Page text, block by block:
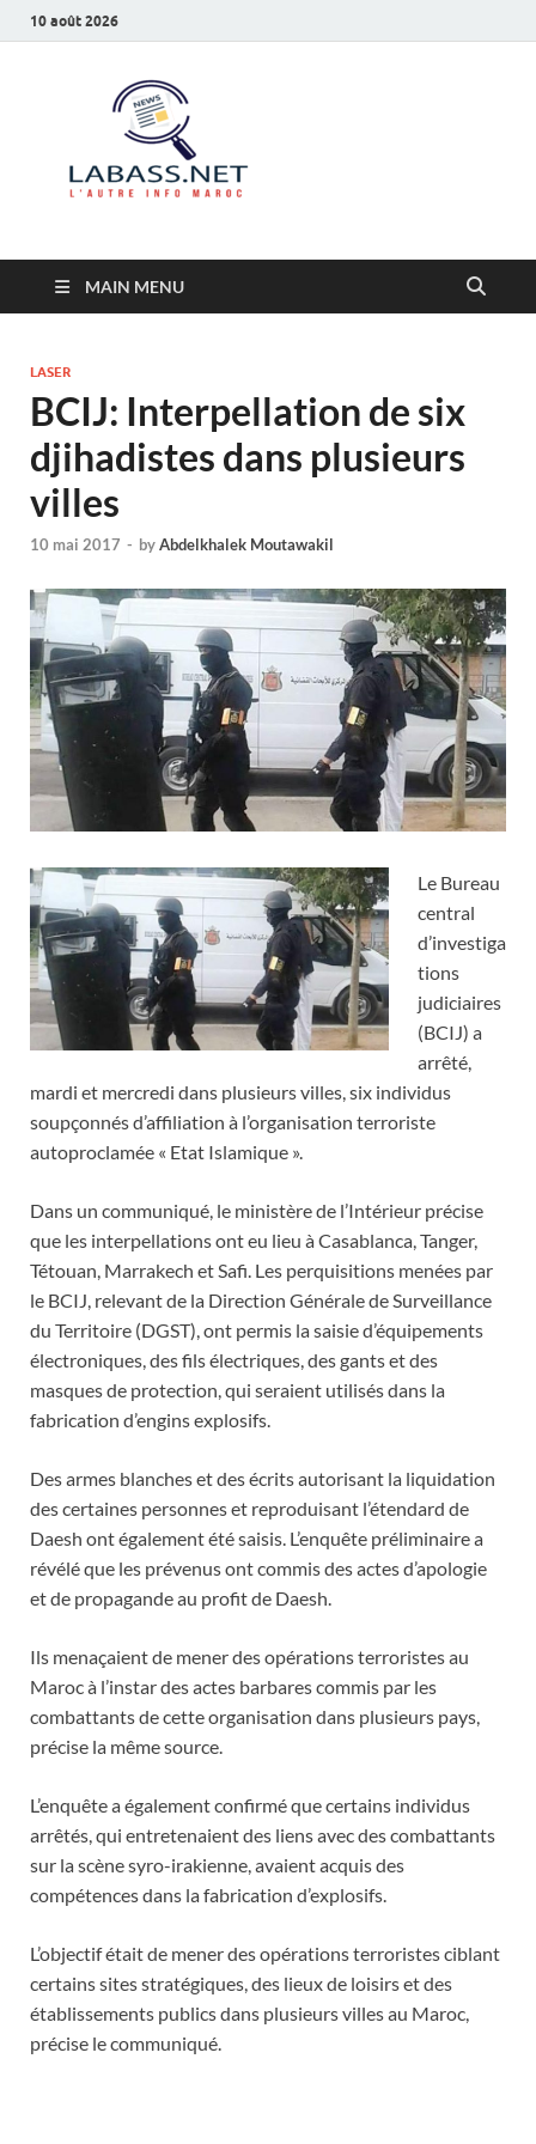
10 août 2026
MAIN MENU
LASER
BCIJ: Interpellation de six
djihadistes dans plusieurs
villes
10 mai 2017 - byAbdelkhalek Moutawakil
Le Bureau
central
d’investiga
tions
judiciaires
(BCIJ) a
arrêté,
mardi et mercredi dans plusieurs villes, six individus
soupçonnés d’affiliation à l’organisation terroriste
autoproclamée « Etat Islamique ».
Dans un communiqué, le ministère de l’Intérieur précise
que les interpellations ont eu lieu à Casablanca, Tanger,
Tétouan, Marrakech et Safi. Les perquisitions menées par
le BCIJ, relevant de la Direction Générale de Surveillance
du Territoire (DGST), ont permis la saisie d’équipements
électroniques, des fils électriques, des gants et des
masques de protection, qui seraient utilisés dans la
fabrication d’engins explosifs.
Des armes blanches et des écrits autorisant la liquidation
des certaines personnes et reproduisant l’étendard de
Daesh ont également été saisis. L’enquête préliminaire a
révélé que les prévenus ont commis des actes d’apologie
et de propagande au profit de Daesh.
Ils menaçaient de mener des opérations terroristes au
Maroc à l’instar des actes barbares commis par les
combattants de cette organisation dans plusieurs pays,
précise la même source.
L’enquête a également confirmé que certains individus
arrêtés, qui entretenaient des liens avec des combattants
sur la scène syro-irakienne, avaient acquis des
compétences dans la fabrication d’explosifs.
L’objectif était de mener des opérations terroristes ciblant
certains sites stratégiques, des lieux de loisirs et des
établissements publics dans plusieurs villes au Maroc,
précise le communiqué.